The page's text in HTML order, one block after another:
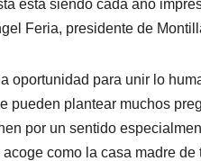
está siendo cada año
Feria, presidente de
oportunidad para unir lo
pueden plantear muchos
por un sentido
como la casa madre